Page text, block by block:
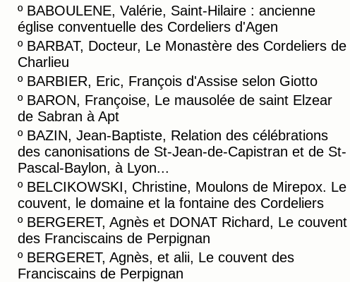
º BABOULENE, Valérie, Saint-Hilaire : ancienne
église conventuelle des Cordeliers d'Agen
º BARBAT, Docteur, Le Monastère des Cordeliers de
Charlieu
º BARBIER, Eric, François d'Assise selon Giotto
º BARON, Françoise, Le mausolée de saint Elzear
de Sabran à Apt
º BAZIN, Jean-Baptiste, Relation des célébrations
des canonisations de St-Jean-de-Capistran et de St-
Pascal-Baylon, à Lyon...
º BELCIKOWSKI, Christine, Moulons de Mirepox. Le
couvent, le domaine et la fontaine des Cordeliers
º BERGERET, Agnès et DONAT Richard, Le couvent
des Franciscains de Perpignan
º BERGERET, Agnès, et alii, Le couvent des
Franciscains de Perpignan